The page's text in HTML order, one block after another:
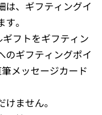
は、ギフティングイ
。
フトをギフティン
のギフティングポイ
メッセージカード
ません。